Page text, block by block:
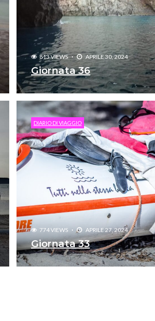
813 VIEWS APRILE 30, 2024
Giornata 36
DIARIO DI VIAGGIO
774 VIEWS APRILE 27, 2024
Giornata 33